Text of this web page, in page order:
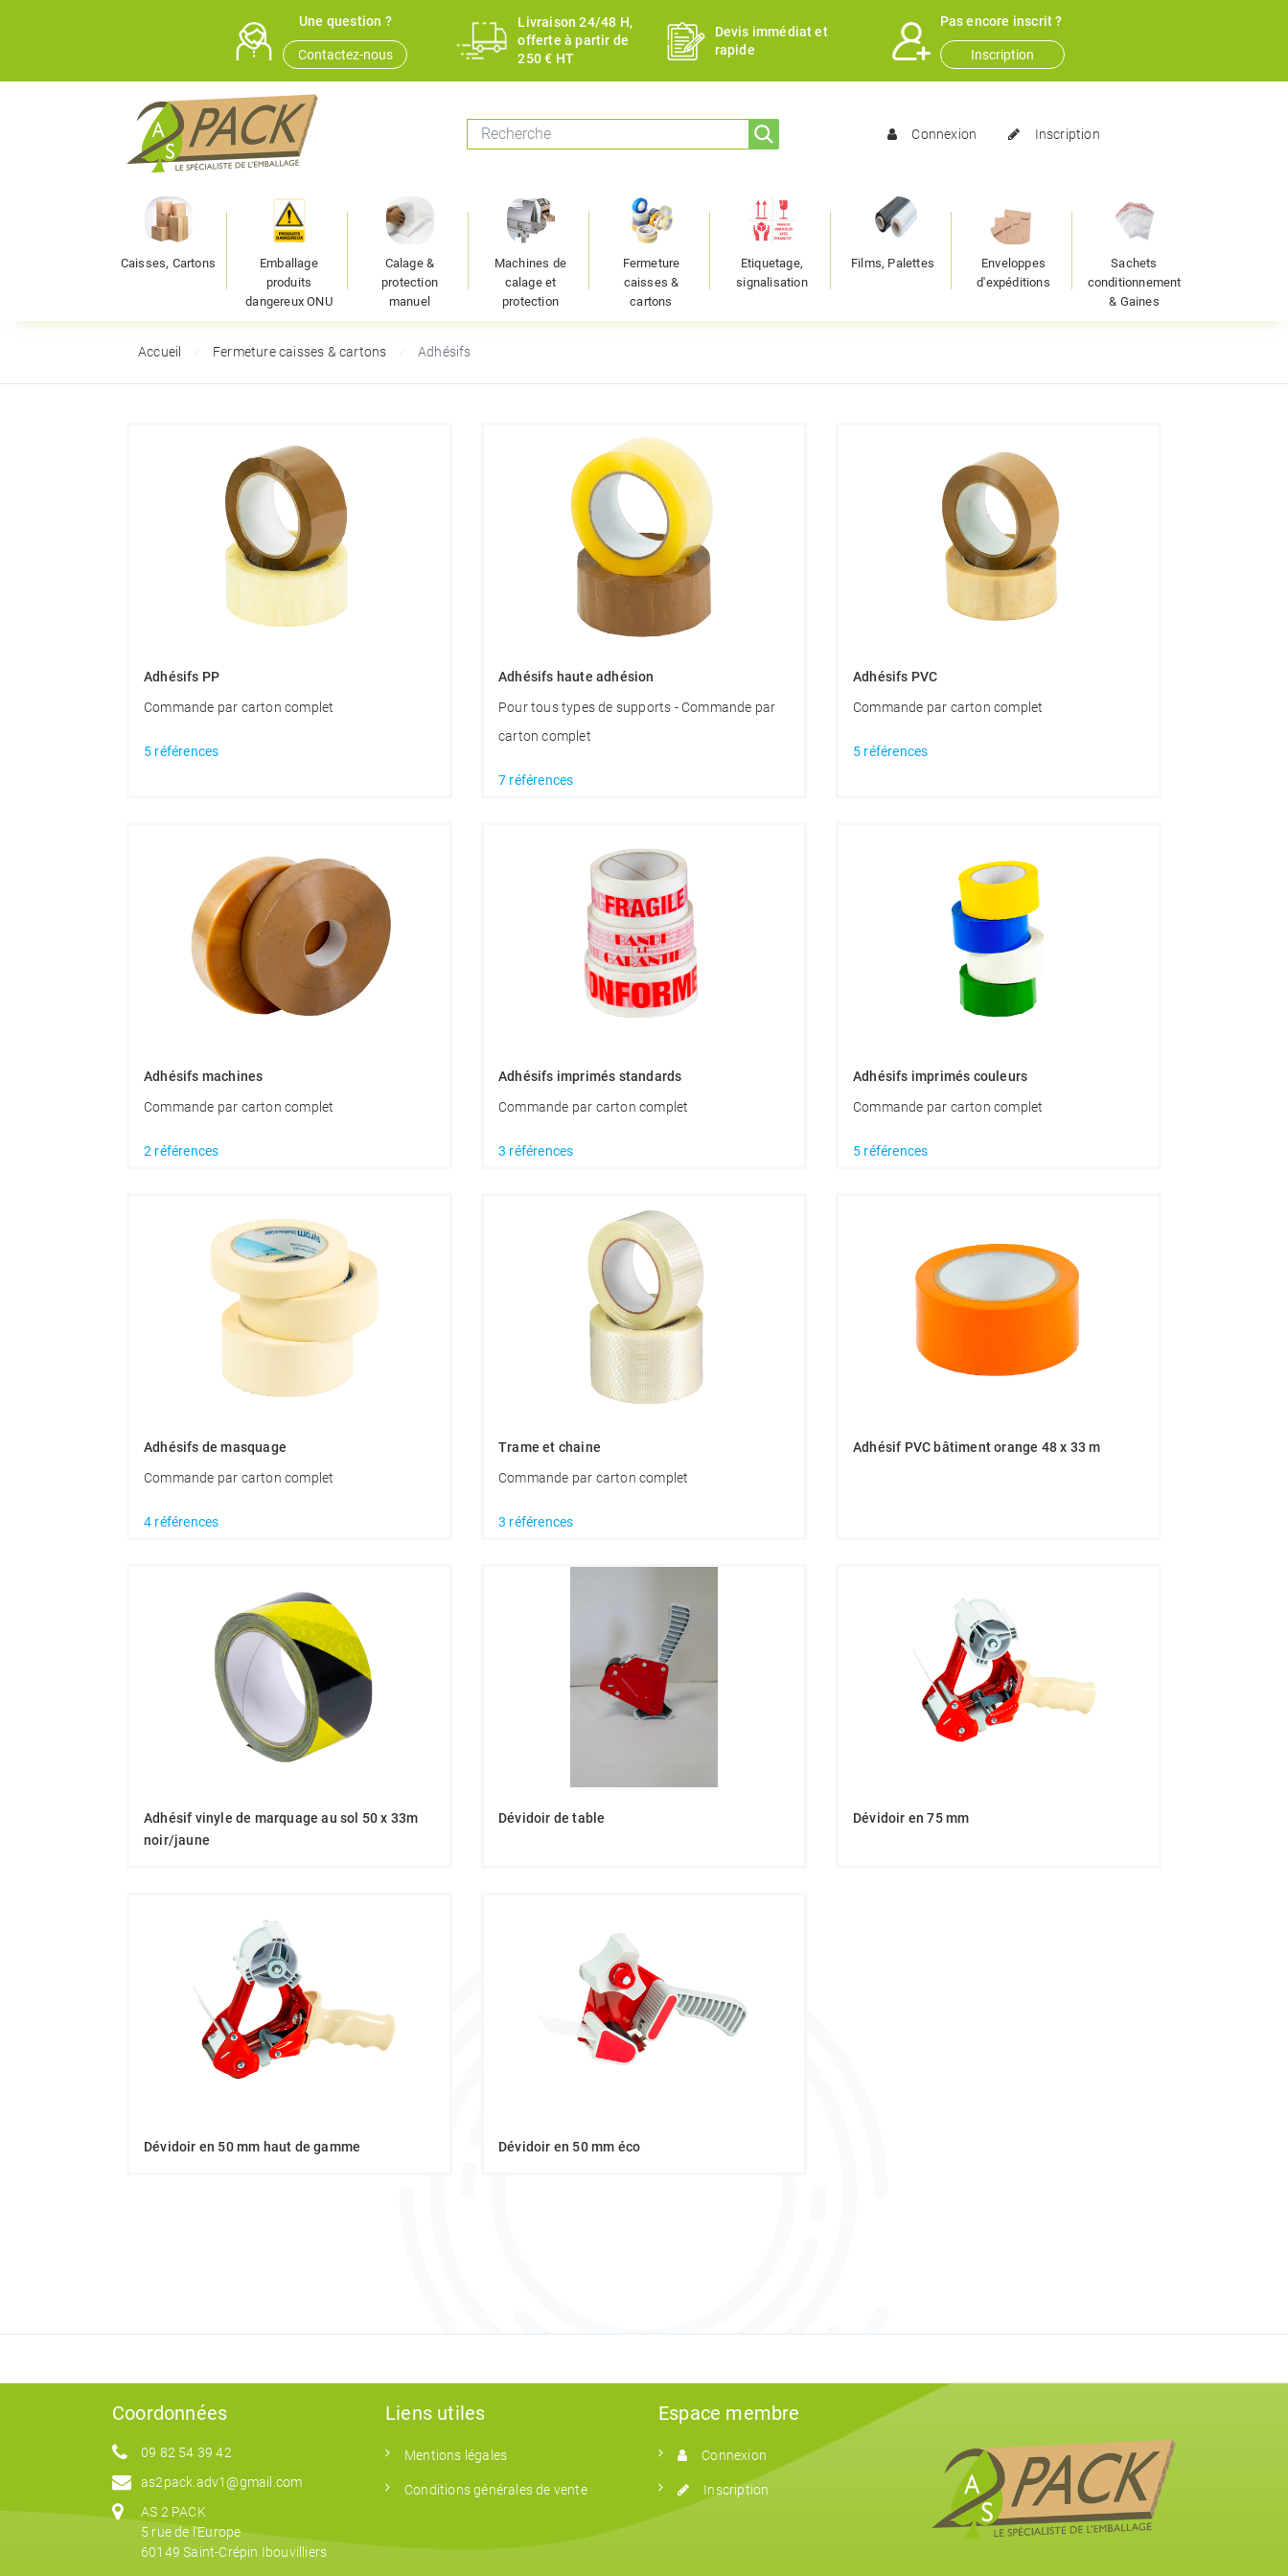
Une question ?
Contactez-nous
Livraison 24/48 H,
offerte à partir de
250 € HT
Devis immédiat et
rapide
Pas encore inscrit ?
Inscription
Connexion Inscription
Caisses, Cartons
Emballage
produits
dangereux ONU
Calage &
protection
manuel
Machines de
calage et
protection
Fermeture
caisses &
cartons
Etiquetage,
signalisation
Films, Palettes
Enveloppes
d'expéditions
Sachets
conditionnement
& Gaines
Accueil Fermeture caisses & cartons Adhésifs
Adhésifs PP
Commande par carton complet
5 références
Adhésifs haute adhésion
Pour tous types de supports - Commande par
carton complet
7 références
Adhésifs PVC
Commande par carton complet
5 références
Adhésifs machines
Commande par carton complet
2 références
Adhésifs imprimés standards
Commande par carton complet
3 références
Adhésifs imprimés couleurs
Commande par carton complet
5 références
Adhésifs de masquage
Commande par carton complet
4 références
Trame et chaine
Commande par carton complet
3 références
Adhésif PVC bâtiment orange 48 x 33 m
Adhésif vinyle de marquage au sol 50 x 33m
noir/jaune
Dévidoir de table Dévidoir en 75 mm
Dévidoir en 50 mm haut de gamme Dévidoir en 50 mm éco
Coordonnées
09 82 54 39 42
as2pack.adv1@gmail.com
AS 2 PACK
5 rue de l'Europe
60149 Saint-Crépin Ibouvilliers
Liens utiles
Mentions légales
Conditions générales de vente
Espace membre
Connexion
Inscription